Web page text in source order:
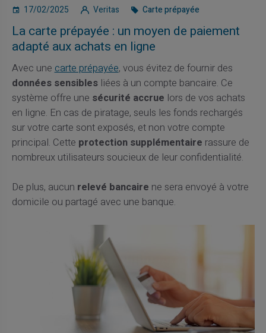
17/02/2025 Veritas Carte prépayée
La carte prépayée : un moyen de paiement
adapté aux achats en ligne
Avec unecarte prépayée, vous évitez de fournir des
données sensiblesliées à un compte bancaire. Ce
système offre une sécurité accrue lors de vos achats
en ligne. En cas de piratage, seuls les fonds rechargés
sur votre carte sont exposés, et non votre compte
principal. Cette protection supplémentaire rassure de
nombreux utilisateurs soucieux de leur confidentialité.
De plus, aucun relevé bancaire ne sera envoyé à votre
domicile ou partagé avec une banque.